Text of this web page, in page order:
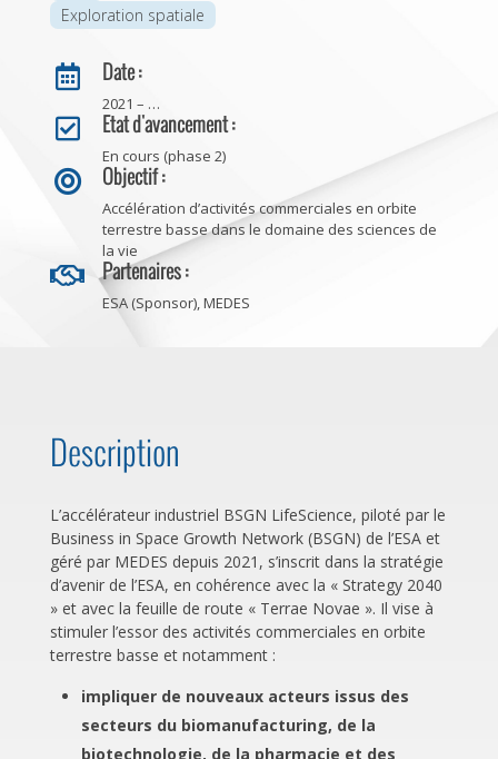
Exploration spatiale
 Date :
2021 – …
 Etat d'avancement :
En cours (phase 2)
 Objectif :
Accélération d’activités commerciales en orbite
terrestre basse dans le domaine des sciences de
la vie
 Partenaires :
ESA (Sponsor), MEDES
Description
L’accélérateur industriel BSGN LifeScience, piloté par le
Business in Space Growth Network (BSGN) de l’ESA et
géré par MEDES depuis 2021, s’inscrit dans la stratégie
d’avenir de l’ESA, en cohérence avec la « Strategy 2040
» et avec la feuille de route « Terrae Novae ». Il vise à
stimuler l’essor des activités commerciales en orbite
terrestre basse et notamment :
impliquer de nouveaux acteurs issus des
secteurs du biomanufacturing, de la
biotechnologie, de la pharmacie et des